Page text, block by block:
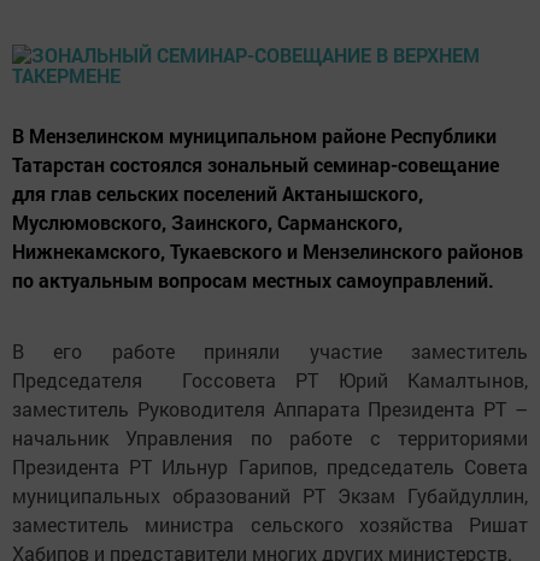
В Мензелинском муниципальном районе Республики
Татарстан состоялся зональный семинар-совещание
для глав сельских поселений Актанышского,
Муслюмовского, Заинского, Сарманского,
Нижнекамского, Тукаевского и Мензелинского районов
по актуальным вопросам местных самоуправлений.
В его работе приняли участие заместитель
Председателя Госсовета РТ Юрий Камалтынов,
заместитель Руководителя Аппарата Президента РТ –
начальник Управления по работе с территориями
Президента РТ Ильнур Гарипов, председатель Совета
муниципальных образований РТ Экзам Губайдуллин,
заместитель министра сельского хозяйства Ришат
Хабипов и представители многих других министерств.